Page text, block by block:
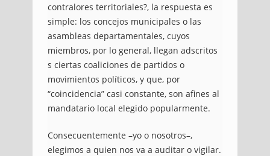
contralores territoriales?, la respuesta es
simple: los concejos municipales o las
asambleas departamentales, cuyos
miembros, por lo general, llegan adscritos
s ciertas coaliciones de partidos o
movimientos políticos, y que, por
“coincidencia” casi constante, son afines al
mandatario local elegido popularmente.
Consecuentemente –yo o nosotros–,
elegimos a quien nos va a auditar o vigilar.